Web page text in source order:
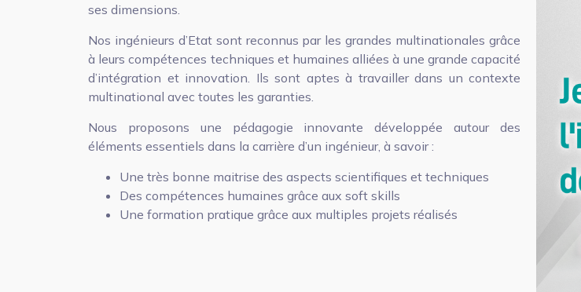
ses dimensions.
Nos ingénieurs d’Etat sont reconnus par les grandes multinationales grâce
à leurs compétences techniques et humaines alliées à une grande capacité
d’intégration et innovation. Ils sont aptes à travailler dans un contexte
multinational avec toutes les garanties.
Nous proposons une pédagogie innovante développée autour des
éléments essentiels dans la carrière d’un ingénieur, à savoir :
Une très bonne maitrise des aspects scientifiques et techniques
Des compétences humaines grâce aux soft skills
Une formation pratique grâce aux multiples projets réalisés